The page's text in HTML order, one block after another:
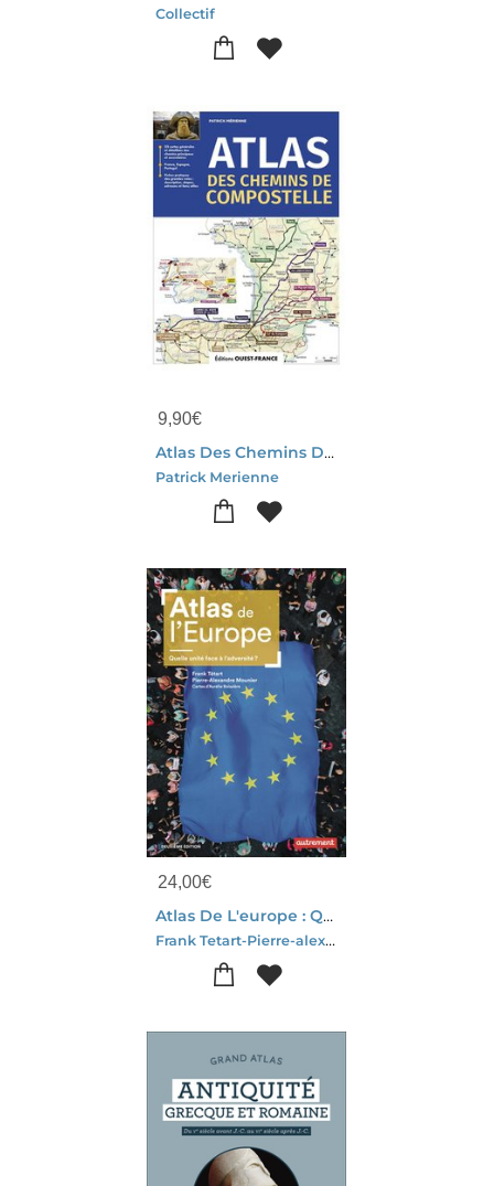
Collectif
9,90€
Atlas Des Chemins De Compostelle
Patrick Merienne
24,00€
Atlas De L'europe : Quelle Unite Face A L'adversite ?
Frank Tetart-Pierre-alexandre Mounier